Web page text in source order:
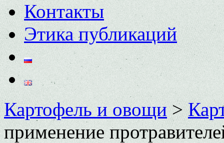
Контакты
Этика публикаций
Картофель и овощи>
применение